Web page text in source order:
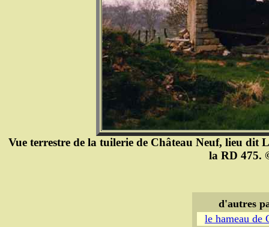
Vue terrestre de la tuilerie de Château Neuf, lieu dit
la RD 475.
d'autres
le hameau de